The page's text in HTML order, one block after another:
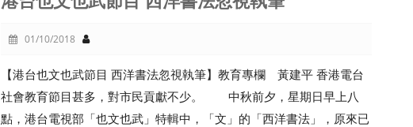
01/10/2018
【港台也文也武節目 西洋書法忽視執筆】教育專欄 黃建平 香港電台
社會教育節目甚多，對市民貢獻不少。 中秋前夕，星期日早上八
點，港台電視部「也文也武」特輯中，「文」的「西洋書法」，原來已